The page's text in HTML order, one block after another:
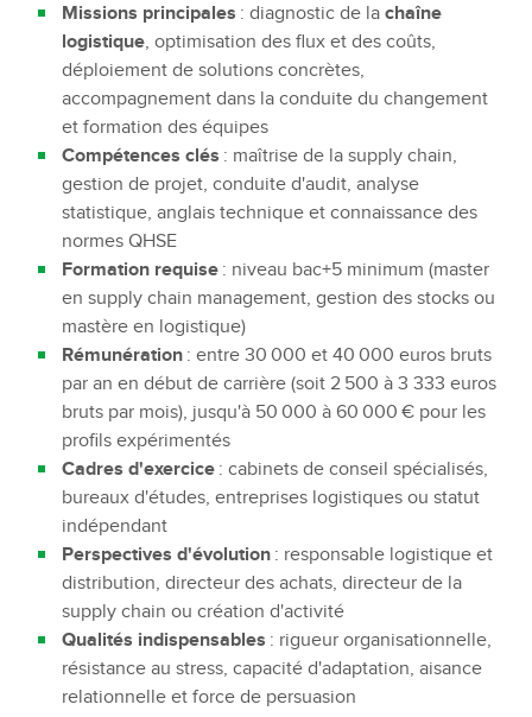
Missions principales : diagnostic de lachaîne
logistique, optimisation des flux et des coûts,
déploiement de solutions concrètes,
accompagnement dans la conduite du changement
et formation des équipes
Compétences clés : maîtrise de la supply chain,
gestion de projet, conduite d'audit, analyse
statistique, anglais technique et connaissance des
normes QHSE
Formation requise : niveau bac+5 minimum (master
en supply chain management, gestion des stocks ou
mastère en logistique)
Rémunération : entre 30 000 et 40 000 euros bruts
par an en début de carrière (soit 2 500 à 3 333 euros
bruts par mois), jusqu'à 50 000 à 60 000 € pour les
profils expérimentés
Cadres d'exercice : cabinets de conseil spécialisés,
bureaux d'études, entreprises logistiques ou statut
indépendant
Perspectives d'évolution : responsable logistique et
distribution, directeur des achats, directeur de la
supply chain ou création d'activité
Qualités indispensables : rigueur organisationnelle,
résistance au stress, capacité d'adaptation, aisance
relationnelle et force de persuasion